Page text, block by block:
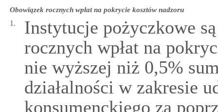
Obowiązek rocznych wpłat na pokrycie kosztów nadzoru
1.
Instytucje pożyczkowe
rocznych wpłat na
nie wyższej niż 0,5%
działalności w zakresie
konsumenckiego za